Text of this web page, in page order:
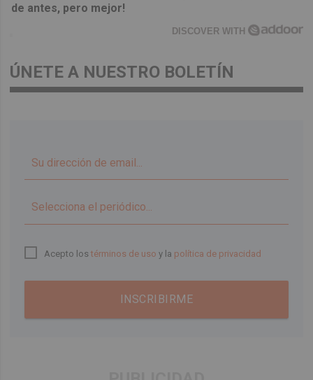
de antes, pero mejor!
DISCOVER WITH
ÚNETE A NUESTRO BOLETÍN
Acepto lostérminos de uso y la política de privacidad
INSCRIBIRME